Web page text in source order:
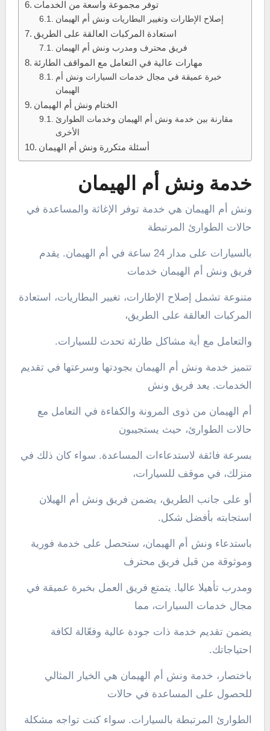
توفر مجموعة واسعة من الخدمات
إصلاح الإطارات وتغيير البطاريات ونش أم الهيمان
استعادة المركبات العالقة على الطريق
فريق محترف ومدرب ونش أم الهيمان
مهارات عالية في التعامل مع المواقف الطارئة
خبرة عميقة في مجال خدمات السيارات ونش أم
الهيمان
الختام ونش أم الهيمان
مقارنة بين خدمة ونش أم الهيمان وخدمات الطوارئ
الأخرى
أسئلة متكررة ونش أم الهيمان
خدمة ونش أم الهيمان
ونش أم الهيمان هي خدمة توفر الإغاثة والمساعدة في
حالات الطوارئ المرتبطة
بالسيارات على مدار 24 ساعة في أم الهيمان. يقدم
فريق ونش أم الهيمان خدمات
متنوعة تشمل إصلاح الإطارات، تغيير البطاريات، استعادة
المركبات العالقة على الطريق،
والتعامل مع أية مشاكل طارئة تحدث للسيارات.
تتميز خدمة ونش أم الهيمان بجودتها وسرعتها في تقديم
الخدمات. يعد فريق ونش
أم الهيمان من ذوى المرونة والكفاءة في التعامل مع
حالات الطوارئ، حيث يستجيبون
بسرعة فائقة لاستدعاءات المساعدة. سواء كان ذلك في
منزلك، في موقف للسيارات،
أو على جانب الطريق، يضمن فريق ونش أم الهيلان
استجابته بأفضل شكل.
باستدعاء ونش أم الهيمان، ستحصل على خدمة فورية
وموثوقة من قبل فريق محترف
ومدرب تأهيلا عاليا. يتمتع فريق العمل بخبرة عميقة في
مجال خدمات السيارات، مما
يضمن تقديم خدمة ذات جودة عالية وفعّالة لكافة
احتياجاتك.
باختصار، خدمة ونش أم الهيمان هي الخيار المثالي
للحصول على المساعدة في حالات
الطوارئ المرتبطة بالسيارات. سواء كنت تواجه مشكلة